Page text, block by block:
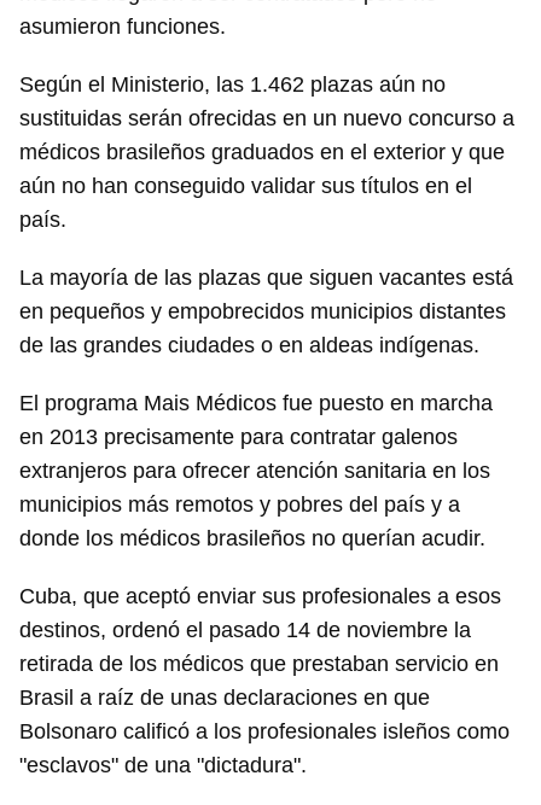
asumieron funciones.
Según el Ministerio, las 1.462 plazas aún no
sustituidas serán ofrecidas en un nuevo concurso a
médicos brasileños graduados en el exterior y que
aún no han conseguido validar sus títulos en el
país.
La mayoría de las plazas que siguen vacantes está
en pequeños y empobrecidos municipios distantes
de las grandes ciudades o en aldeas indígenas.
El programa Mais Médicos fue puesto en marcha
en 2013 precisamente para contratar galenos
extranjeros para ofrecer atención sanitaria en los
municipios más remotos y pobres del país y a
donde los médicos brasileños no querían acudir.
Cuba, que aceptó enviar sus profesionales a esos
destinos, ordenó el pasado 14 de noviembre la
retirada de los médicos que prestaban servicio en
Brasil a raíz de unas declaraciones en que
Bolsonaro calificó a los profesionales isleños como
"esclavos" de una "dictadura".